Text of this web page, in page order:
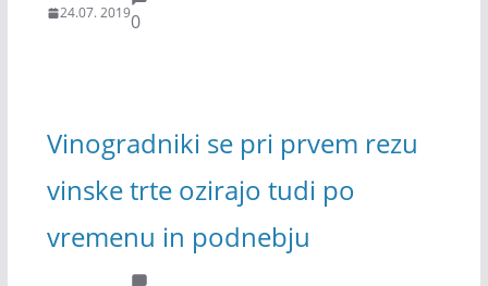
24.07. 20190
Vinogradniki se pri prvem rezu
vinske trte ozirajo tudi po
vremenu in podnebju